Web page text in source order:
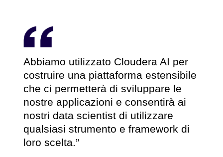
Abbiamo utilizzato Cloudera AI per
costruire una piattaforma estensibile
che ci permetterà di sviluppare le
nostre applicazioni e consentirà ai
nostri data scientist di utilizzare
qualsiasi strumento e framework di
loro scelta.